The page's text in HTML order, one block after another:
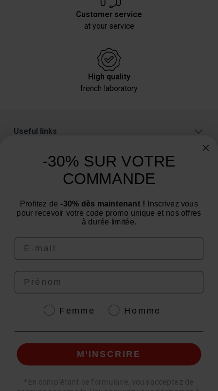
Customer service
at your service
High quality
french laboratory
Useful links
We are at your service from Monday to Friday: from 9
am to 12 pm and from 2 pm to 4 pm
4.6/5
© EAFIT 2026 | Secure Payment | *AFNOR NF EN 17444 Standard. See product
sheet.
-30% SUR VOTRE
COMMANDE
Profitez de -30% dès maintenant ! Inscrivez vous
pour recevoir votre code promo unique et nos offres
à durée limitée.
Email
Prénom
GenreFemme Homme
M’INSCRIRE
* En complétant ce formulaire, vous acceptez de